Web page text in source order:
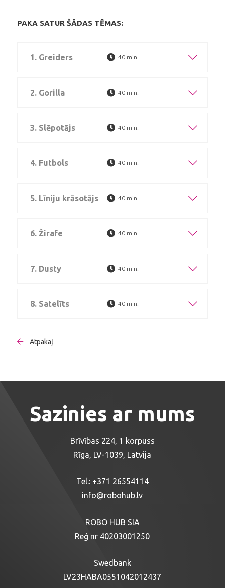
PAKA SATUR ŠĀDAS TĒMAS:
1. Greiders 40 min.
2. Gorilla 40 min.
3. Slēpotājs 40 min.
4. Futbols 40 min.
5. Līniju krāsotājs 40 min.
6. Žirafe 40 min.
7. Dusty 40 min.
8. Satelīts 40 min.
Atpakaļ
Sazinies ar mums
ROBO HUB SIA
Reģ nr 40203001250
Swedbank
LV23HABA0551042012437
Brīvības 224, 1 korpuss
Rīga, LV-1039, Latvija
Tel.: +371 26554114
info@robohub.lv